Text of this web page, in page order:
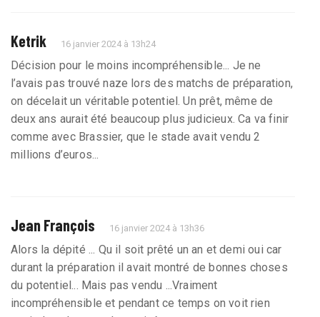
Ketrik 16 janvier 2024 à 13h24
Décision pour le moins incompréhensible... Je ne
l’avais pas trouvé naze lors des matchs de préparation,
on décelait un véritable potentiel. Un prêt, même de
deux ans aurait été beaucoup plus judicieux. Ca va finir
comme avec Brassier, que le stade avait vendu 2
millions d’euros...
Jean François 16 janvier 2024 à 13h36
Alors la dépité ... Qu il soit prêté un an et demi oui car
durant la préparation il avait montré de bonnes choses
du potentiel... Mais pas vendu ...Vraiment
incompréhensible et pendant ce temps on voit rien